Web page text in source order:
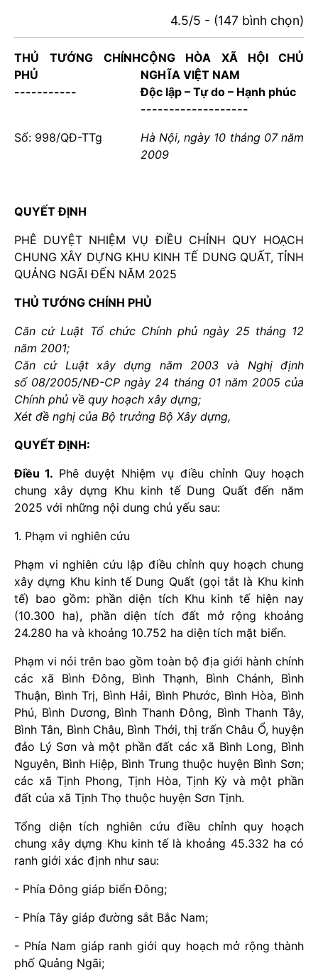
4.5/5 - (147 bình chọn)
THỦ TƯỚNG CHÍNH
PHỦ
-----------
CỘNG HÒA XÃ HỘI CHỦ
NGHĨA VIỆT NAM
Độc lập – Tự do – Hạnh phúc
-------------------
Số: 998/QĐ-TTg
Hà Nội, ngày 10 tháng 07 năm
2009
QUYẾT ĐỊNH
PHÊ DUYỆT NHIỆM VỤ ĐIỀU CHỈNH QUY HOẠCH
CHUNG XÂY DỰNG KHU KINH TẾ DUNG QUẤT, TỈNH
QUẢNG NGÃI ĐẾN NĂM 2025
THỦ TƯỚNG CHÍNH PHỦ
Căn cứ Luật Tổ chức Chính phủ ngày 25 tháng 12
năm 2001;
Căn cứ Luật xây dựng năm 2003 và Nghị định
số 08/2005/NĐ-CP ngày 24 tháng 01 năm 2005 của
Chính phủ về quy hoạch xây dựng;
Xét đề nghị của Bộ trưởng Bộ Xây dựng,
QUYẾT ĐỊNH:
Điều 1. Phê duyệt Nhiệm vụ điều chỉnh Quy hoạch
chung xây dựng Khu kinh tế Dung Quất đến năm
2025 với những nội dung chủ yếu sau:
1. Phạm vi nghiên cứu
Phạm vi nghiên cứu lập điều chỉnh quy hoạch chung
xây dựng Khu kinh tế Dung Quất (gọi tắt là Khu kinh
tế) bao gồm: phần diện tích Khu kinh tế hiện nay
(10.300 ha), phần diện tích đất mở rộng khoảng
24.280 ha và khoảng 10.752 ha diện tích mặt biển.
Phạm vi nói trên bao gồm toàn bộ địa giới hành chính
các xã Bình Đông, Bình Thạnh, Bình Chánh, Bình
Thuận, Bình Trị, Bình Hải, Bình Phước, Bình Hòa, Bình
Phú, Bình Dương, Bình Thanh Đông, Bình Thanh Tây,
Bình Tân, Bình Châu, Bình Thới, thị trấn Châu Ổ, huyện
đảo Lý Sơn và một phần đất các xã Bình Long, Bình
Nguyên, Bình Hiệp, Bình Trung thuộc huyện Bình Sơn;
các xã Tịnh Phong, Tịnh Hòa, Tịnh Kỳ và một phần
đất của xã Tịnh Thọ thuộc huyện Sơn Tịnh.
Tổng diện tích nghiên cứu điều chỉnh quy hoạch
chung xây dựng Khu kinh tế là khoảng 45.332 ha có
ranh giới xác định như sau:
- Phía Đông giáp biển Đông;
- Phía Tây giáp đường sắt Bắc Nam;
- Phía Nam giáp ranh giới quy hoạch mở rộng thành
phố Quảng Ngãi;